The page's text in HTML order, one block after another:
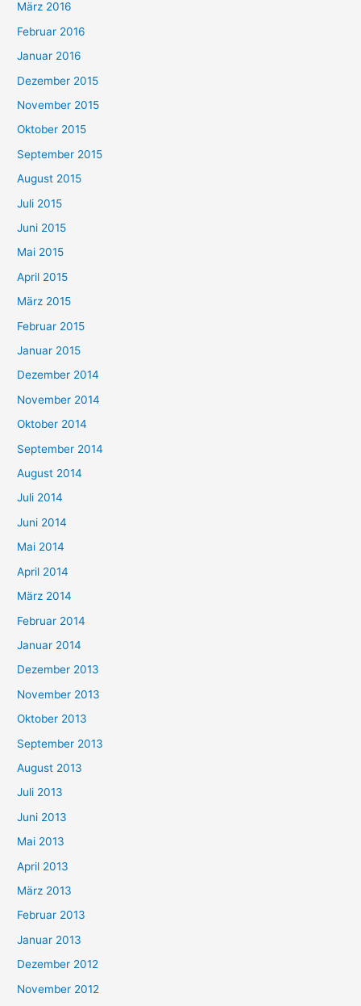
März 2016
Februar 2016
Januar 2016
Dezember 2015
November 2015
Oktober 2015
September 2015
August 2015
Juli 2015
Juni 2015
Mai 2015
April 2015
März 2015
Februar 2015
Januar 2015
Dezember 2014
November 2014
Oktober 2014
September 2014
August 2014
Juli 2014
Juni 2014
Mai 2014
April 2014
März 2014
Februar 2014
Januar 2014
Dezember 2013
November 2013
Oktober 2013
September 2013
August 2013
Juli 2013
Juni 2013
Mai 2013
April 2013
März 2013
Februar 2013
Januar 2013
Dezember 2012
November 2012